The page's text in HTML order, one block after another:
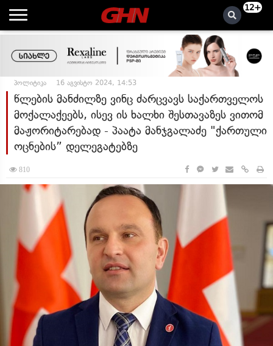
12+
პოლიტიკა 16 აგვისტო 2024, 14:53
წლების მანძილზე ვინც ძარცვავს საქართველოს
მოქალაქეებს, ისევ ის ხალხი შესთავაზეს ვითომ
მაჟორიტარებად - პაატა მანჯგალაძე "ქართული
ოცნების” დელეგატებზე
810